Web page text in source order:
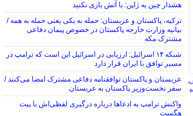
هشدار چین به ژاپن: با آتش بازی نکنید
ترکیه، پاکستان و عربستان: حمله به یکی یعنی حمله به همه /
بیانیه وزارت خارجه پاکستان در خصوص پیمان دفاعی
مشترک مکه
شبکه ۱۴ اسرائیل: ارزیابی در اسرائیل این است که ترامپ در
مسیر توافق با ایران قرار دارد
عربستان و پاکستان توافقنامه دفاعی مشترک امضا می‌کنند /
سفر نخست‌وزیر پاکستان به عربستان
واکنش ترامپ به ادعاها درباره درگیری لفظی‌اش با پیت
هگست